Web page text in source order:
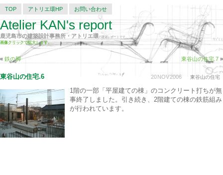
TOP アトリエ環HP お問い合わせ
Atelier KAN's report
鹿児島市の建築設計事務所・アトリエ環の建築レポートです。
画像クリックで拡大します。
« 鉄の脚 東谷山の住宅.7 »
20NOV2006 東谷山の住宅
東谷山の住宅.6
1階の一部「平屋建ての棟」のコンクリート打ちが無
事終了しました。引き続き、2階建ての棟の鉄筋組み
が行われています。